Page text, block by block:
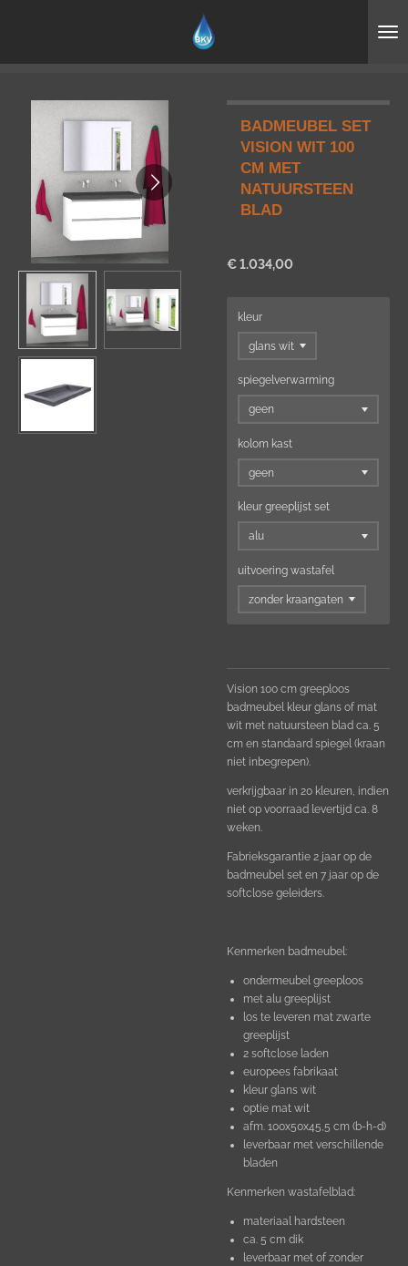
BADMEUBEL SET
VISION WIT 100
CM MET
NATUURSTEEN
BLAD
€ 1.034,00
kleur
spiegelverwarming
kolom kast
kleur greeplijst set
uitvoering wastafel
Vision 100 cm greeploos
badmeubel kleur glans of mat
wit met natuursteen blad ca. 5
cm en standaard spiegel (kraan
niet inbegrepen).
verkrijgbaar in 20 kleuren, indien
niet op voorraad levertijd ca. 8
weken.
Fabrieksgarantie 2 jaar op de
badmeubel set en 7 jaar op de
softclose geleiders.
Kenmerken badmeubel:
ondermeubel greeploos
met alu greeplijst
los te leveren mat zwarte
greeplijst
2 softclose laden
europees fabrikaat
kleur glans wit
optie mat wit
afm. 100x50x45,5 cm (b-h-d)
leverbaar met verschillende
bladen
Kenmerken wastafelblad:
materiaal hardsteen
ca. 5 cm dik
leverbaar met of zonder